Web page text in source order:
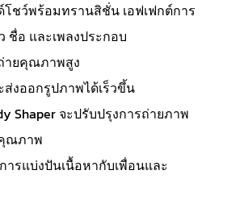
โชว์พร้อมทรานสิชั่น เอฟเฟกต์การ
ชื่อ และเพลงประกอบ
ยคุณภาพสูง
ส่งออกรูปภาพได้เร็วขึ้น
Shaper จะปรับปรุงการถ่ายภาพ
ณภาพ
ารแบ่งปันเนื้อหากับเพื่อนและ